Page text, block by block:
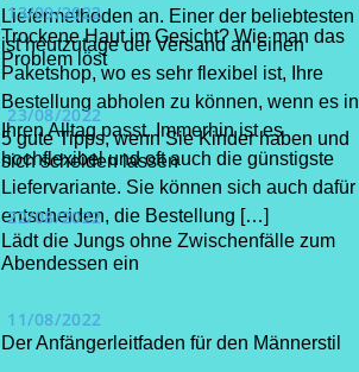
Liefermethoden an. Einer der beliebtesten
ist heutzutage der Versand an einen
Paketshop, wo es sehr flexibel ist, Ihre
Bestellung abholen zu können, wenn es in
Ihren Alltag passt. Immerhin ist es
hochflexibel und oft auch die günstigste
Liefervariante. Sie können sich auch dafür
entscheiden, die Bestellung […]
13/09/2022
Trockene Haut im Gesicht? Wie man das
Problem löst
23/08/2022
5 gute Tipps, wenn Sie Kinder haben und
sich scheiden lassen
22/08/2022
Lädt die Jungs ohne Zwischenfälle zum
Abendessen ein
11/08/2022
Der Anfängerleitfaden für den Männerstil